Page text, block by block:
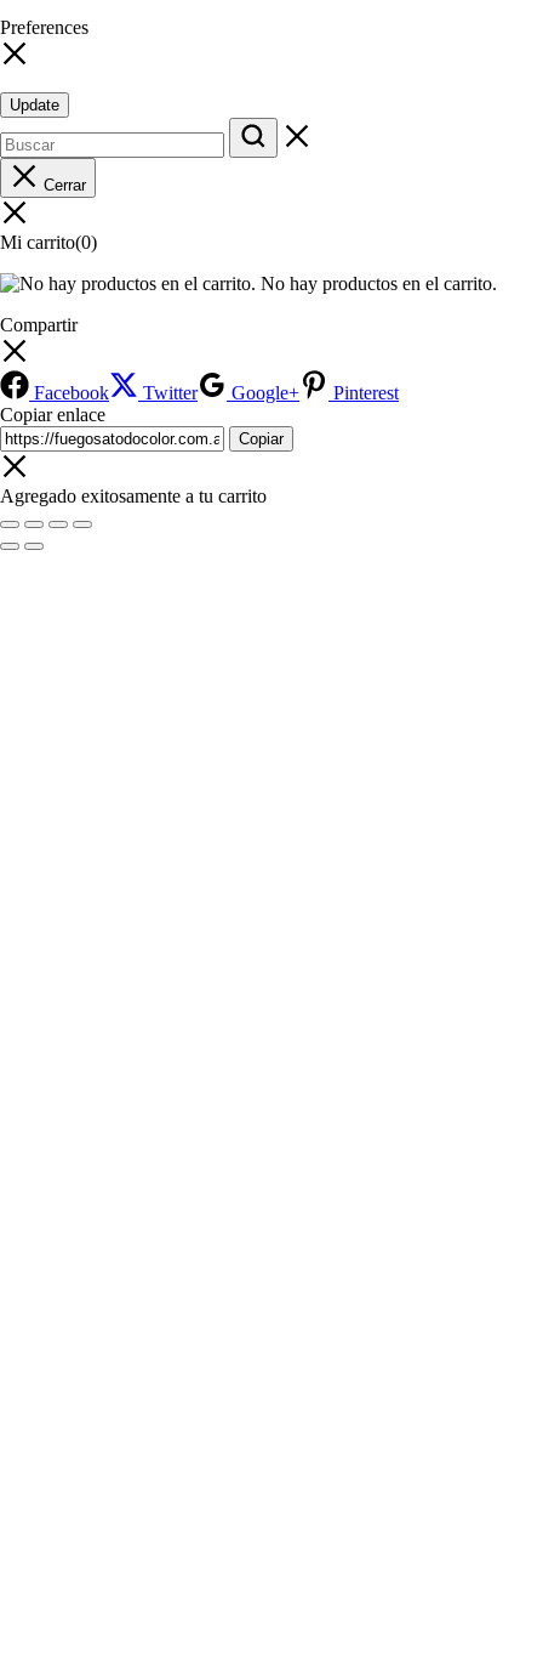
Preferences
Update
Cerrar
Mi carrito(0)
No hay productos en el carrito.
Compartir
Facebook Twitter Google+
Pinterest
Copiar enlace
Copiar
Agregado exitosamente a tu carrito